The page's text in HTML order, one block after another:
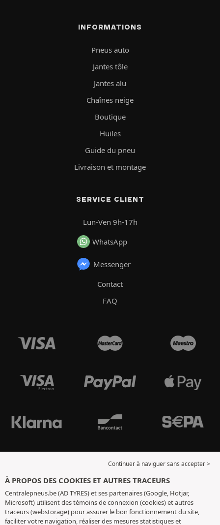
INFORMATIONS
Pneus auto
Jantes tôle
Jantes alu
Chaînes neige
Boutique
Huiles
Guide du pneu
Livraison et montage
SERVICE CLIENT
Lun-Ven 9h-17h
WhatsApp
Messenger
Contact
FAQ
Continuer à naviguer sans accepter >
À PROPOS DES COOKIES ET AUTRES TRACEURS
Centralepneus.be (AD TYRES) et ses partenaires (Google, Hotjar,
Microsoft) utilisent des témoins de connexion (cookies) et autres
traceurs (webstorage) pour assurer le bon fonctionnement du site,
faciliter votre navigation, réaliser des mesures statistiques et